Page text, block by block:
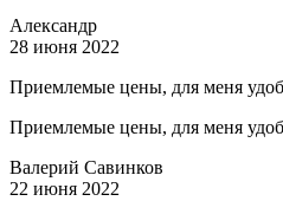
Александр
28 июня 2022
Приемлемые цены, для меня
Приемлемые цены, для меня
Валерий Савинков
22 июня 2022